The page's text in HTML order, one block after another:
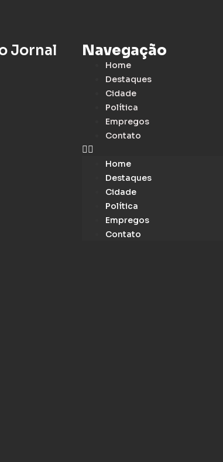
Jornal Navegação
Home
Destaques
Cidade
Política
Empregos
Contato
Home
Destaques
Cidade
Política
Empregos
Contato